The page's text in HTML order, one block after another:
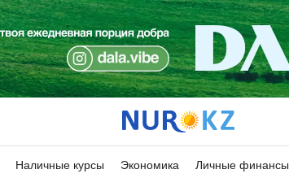
Наличные курсы Экономика Личные финансы